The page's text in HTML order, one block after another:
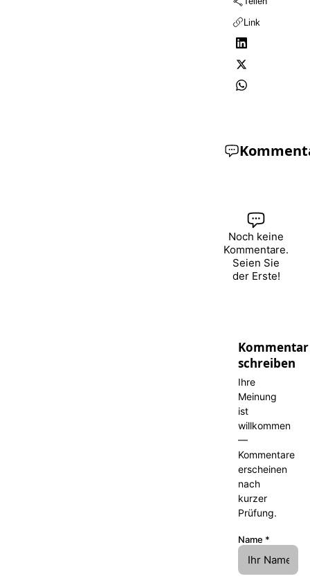
Link
Noch keine
Kommentare.
Seien Sie
der Erste!
Kommentar
schreiben
Ihre
Meinung
ist
willkommen
—
Kommentare
erscheinen
nach
kurzer
Prüfung.
Name *